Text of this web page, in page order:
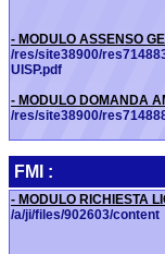
- MODULO ASSENSO
/res/site38900/
UISP.pdf
- MODULO DOMANDA
/res/site38900/
FMI :
- MODULO RICHIESTA
/a/ji/files/902603/content